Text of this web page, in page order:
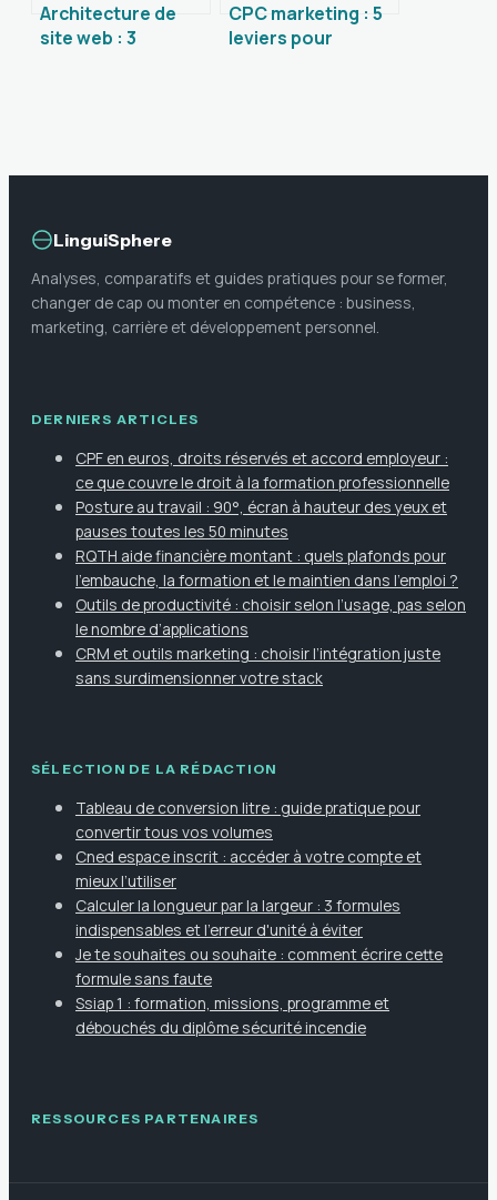
Architecture de
site web : 3
CPC marketing : 5
leviers pour
LinguiSphere
Analyses, comparatifs et guides pratiques pour se former,
changer de cap ou monter en compétence : business,
marketing, carrière et développement personnel.
DERNIERS ARTICLES
CPF en euros, droits réservés et accord employeur :
ce que couvre le droit à la formation professionnelle
Posture au travail : 90°, écran à hauteur des yeux et
pauses toutes les 50 minutes
RQTH aide financière montant : quels plafonds pour
l’embauche, la formation et le maintien dans l’emploi ?
Outils de productivité : choisir selon l’usage, pas selon
le nombre d’applications
CRM et outils marketing : choisir l’intégration juste
sans surdimensionner votre stack
SÉLECTION DE LA RÉDACTION
Tableau de conversion litre : guide pratique pour
convertir tous vos volumes
Cned espace inscrit : accéder à votre compte et
mieux l’utiliser
Calculer la longueur par la largeur : 3 formules
indispensables et l'erreur d'unité à éviter
Je te souhaites ou souhaite : comment écrire cette
formule sans faute
Ssiap 1 : formation, missions, programme et
débouchés du diplôme sécurité incendie
RESSOURCES PARTENAIRES